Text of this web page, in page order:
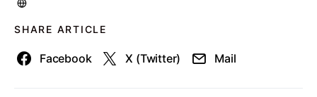
SHARE ARTICLE
Facebook X (Twitter) Mail